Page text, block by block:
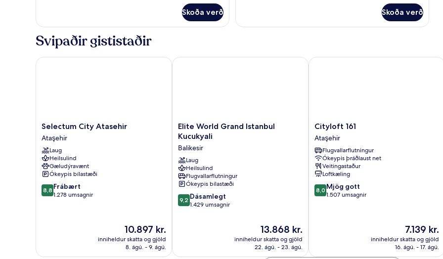
Suite
View
Skoða verð
Bedroom
Skoða verð
Svipaðir gististaðir
Selectum
City
Atasehir
Ataşehir
Selectum City Atasehir
Ataşehir
Laug
Heilsulind
Gæludýravænt
Ókeypis bílastæði
8.8
af
8,8 Frábært
1.278 umsagnir
Verðið
er
10.897 kr.
10.897 kr.
inniheldur skatta og gjöld
8. ágú. - 9. ágú.
Selectum City Atasehir
Elite
World
Istanbul
Kucukyali
Balikesir
Elite World Grand Istanbul
Kucukyali
Balikesir
Laug
Heilsulind
Flugvallarflutningur
Ókeypis bílastæði
9.2
af
9,2 Dásamlegt
1.429 umsagnir
Verðið
er
13.868 kr.
13.868 kr.
inniheldur skatta og gjöld
22. ágú. - 23. ágú.
Elite World Grand Istanbul Kucukyali
Cityloft
161
Ataşehir
Cityloft 161
Ataşehir
Flugvallarflutningur
Ókeypis þráðlaust net
Veitingastaður
Loftkæling
8.0
af
8,0 Mjög gott
1.507 umsagnir
Verðið
er
7.139 kr.
7.139 kr.
inniheldur skatta og gjöld
16. ágú. - 17. ágú.
Cityloft 161